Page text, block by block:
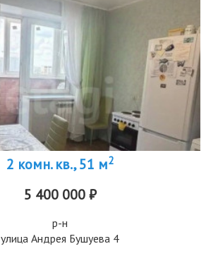
2 комн. кв., 51 м2
5 400 000 ₽
р-н
улица Андрея Бушуева 4